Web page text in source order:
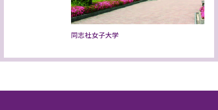
同志社女子大学